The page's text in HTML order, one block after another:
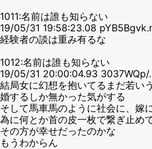
1011:名前は誰も知らない
19/05/31 19:58:23.08
経験者の談は重み有るな
1012:名前は誰も知らない
19/05/31 20:00:04.93 3037WQp/
結局女に幻想を抱いてるまだ若い
婚するしか無かった気がする
そして馬車馬のように社会に、嫁
為に何とか首の皮一枚で繋ぎ止め
その方が幸せだったのかな
もうわからん